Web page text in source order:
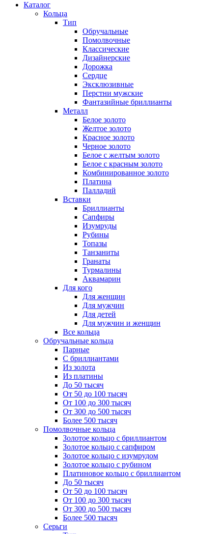
Каталог
Кольца
Тип
Обручальные
Помолвочные
Классические
Дизайнерские
Дорожка
Сердце
Эксклюзивные
Перстни мужские
Фантазийные бриллианты
Металл
Белое золото
Желтое золото
Красное золото
Черное золото
Белое с желтым золото
Белое с красным золото
Комбинированное золото
Платина
Палладий
Вставки
Бриллианты
Сапфиры
Изумруды
Рубины
Топазы
Танзаниты
Гранаты
Турмалины
Аквамарин
Для кого
Для женщин
Для мужчин
Для детей
Для мужчин и женщин
Все кольца
Обручальные кольца
Парные
С бриллиантами
Из золота
Из платины
До 50 тысяч
От 50 до 100 тысяч
От 100 до 300 тысяч
От 300 до 500 тысяч
Более 500 тысяч
Помолвочные кольца
Золотое кольцо с бриллиантом
Золотое кольцо с сапфиром
Золотое кольцо с изумрудом
Золотое кольцо с рубином
Платиновое кольцо с бриллиантом
До 50 тысяч
От 50 до 100 тысяч
От 100 до 300 тысяч
От 300 до 500 тысяч
Более 500 тысяч
Серьги